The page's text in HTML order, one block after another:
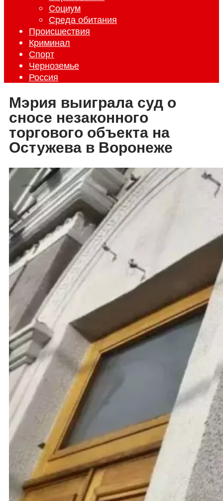
Социум
Среда обитания
Происшествия
Криминал
Спорт
Черноземье
Россия
Мэрия выиграла суд о
сносе незаконного
торгового объекта на
Остужева в Воронеже